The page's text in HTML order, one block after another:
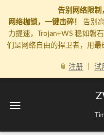
告别网络限制
网络枷锁，一键击碎！
告别
力提速，Trojan+WS 稳如磐
们是网络自由的捍卫者，用最
📎 注册 试